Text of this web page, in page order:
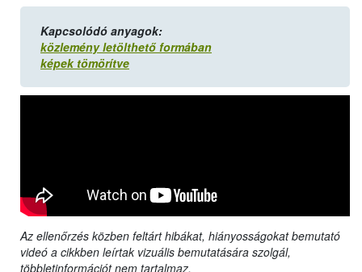
Kapcsolódó anyagok:
közlemény letölthető formában
képek tömörítve
Az ellenőrzés közben feltárt hibákat, hiányosságokat bemutató
videó a cikkben leírtak vizuális bemutatására szolgál,
többletinformációt nem tartalmaz.